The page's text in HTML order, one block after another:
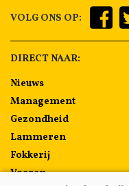
VOLG ONS OP:
DIRECT NAAR:
Nieuws
Management
Gezondheid
Lammeren
Fokkerij
Voeren